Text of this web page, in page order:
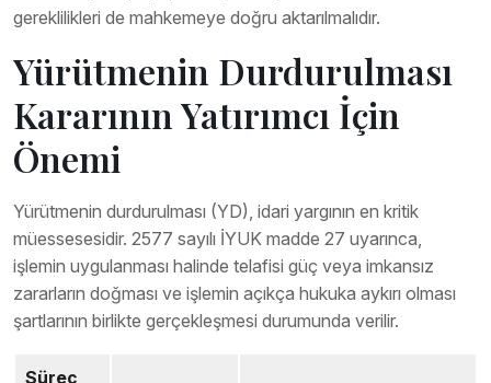
gereklilikleri de mahkemeye doğru aktarılmalıdır.
Yürütmenin Durdurulması
Kararının Yatırımcı İçin
Önemi
Yürütmenin durdurulması (YD), idari yargının en kritik
müessesesidir. 2577 sayılı İYUK madde 27 uyarınca,
işlemin uygulanması halinde telafisi güç veya imkansız
zararların doğması ve işlemin açıkça hukuka aykırı olması
şartlarının birlikte gerçekleşmesi durumunda verilir.
Süreç